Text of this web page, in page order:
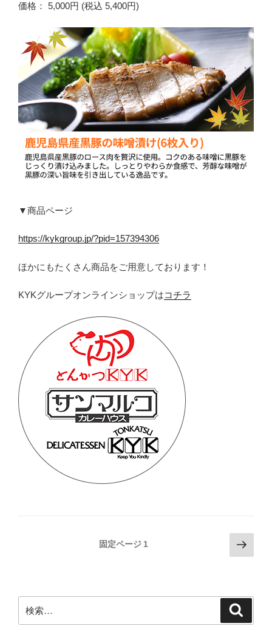
価格： 5,000円 (税込 5,400円)
▼商品ページ
https://kykgroup.jp/?pid=157394306
ほかにもたくさん商品をご用意しております！
KYKグループオンラインショップはコチラ
ー
ジ
固定ページ 1
次
の
ジ
索: